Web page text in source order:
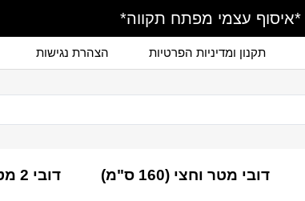
*איסוף עצמי מפתח תקווה*
תקנון ומדיניות הפרטיות הצהרת נגישות
דובי מטר וחצי (160 ס"מ) דובי 2 מטר